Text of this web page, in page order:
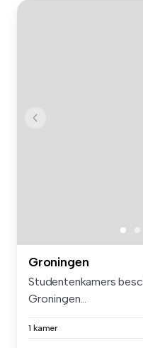
Groningen
Studentenkamers
Groningen...
1 kamer